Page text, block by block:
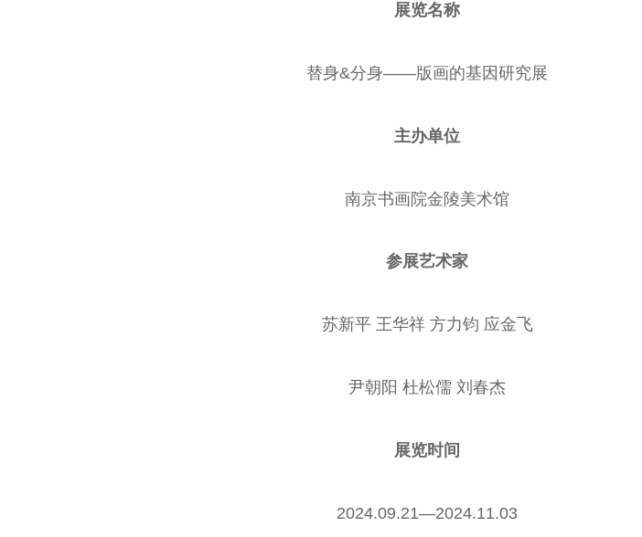
展览名称
替身&分身——版画的基因研究展
主办单位
南京书画院金陵美术馆
参展艺术家
苏新平 王华祥 方力钧 应金飞
尹朝阳 杜松儒 刘春杰
展览时间
2024.09.21—2024.11.03